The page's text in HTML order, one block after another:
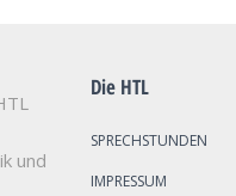
und
Die HTL
SPRECHSTUNDEN
IMPRESSUM